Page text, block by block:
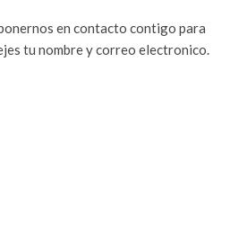
en contacto contigo para
tu nombre y correo electronico.